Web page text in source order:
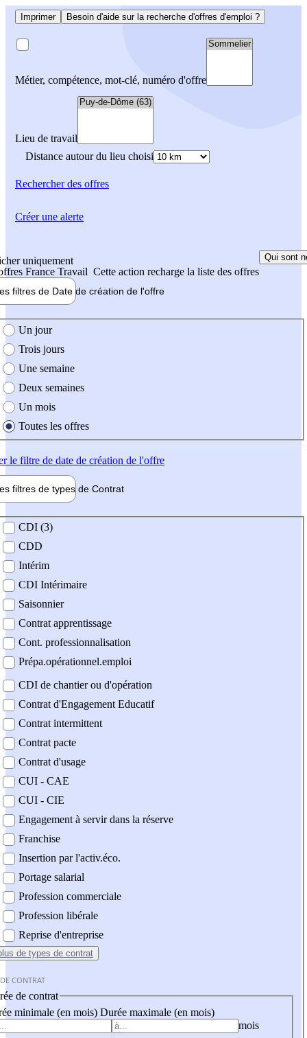
Imprimer Besoin d'aide sur la recherche d'offres d'emploi ?
Métier, compétence, mot-clé, numéro d'offre
Lieu de travail
Distance autour du lieu choisi
Rechercherdes offres
uniquement
France Travail Cette action recharge la liste des offres
Qui sont
filtres de Date de création de l'offre
création de l'offre
Un jour
Trois jours
Une semaine
Deux semaines
Un mois
Toutes les offres
le filtre de date de création de l'offre
filtres de types de Contrat
contrat
CDI (3)
CDD
Intérim
CDI Intérimaire
Saisonnier
Contrat apprentissage
Cont. professionnalisation
Prépa.opérationnel.emploi
CDI de chantier ou d'opération
Contrat d'Engagement Educatif
Contrat intermittent
Contrat pacte
Contrat d'usage
CUI - CAE
CUI - CIE
Engagement à servir dans la réserve
Franchise
Insertion par l'activ.éco.
Portage salarial
Profession commerciale
Profession libérale
Reprise d'entreprise
de types de contrat
CONTRAT
de contrat
minimale (en mois) Durée maximale (en mois)
mois
Créer une alerte